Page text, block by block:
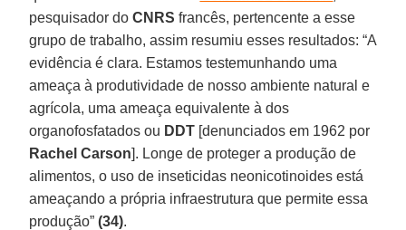
pesquisador doCNRS francês, pertencente a esse
grupo de trabalho, assim resumiu esses resultados: “A
evidência é clara. Estamos testemunhando uma
ameaça à produtividade de nosso ambiente natural e
agrícola, uma ameaça equivalente à dos
organofosfatados ou DDT [denunciados em 1962 por
Rachel Carson]. Longe de proteger a produção de
alimentos, o uso de inseticidas neonicotinoides está
ameaçando a própria infraestrutura que permite essa
produção”(34).